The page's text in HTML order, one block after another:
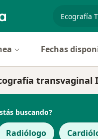
Fechas
transvaginal
buscando?
Radiólogo